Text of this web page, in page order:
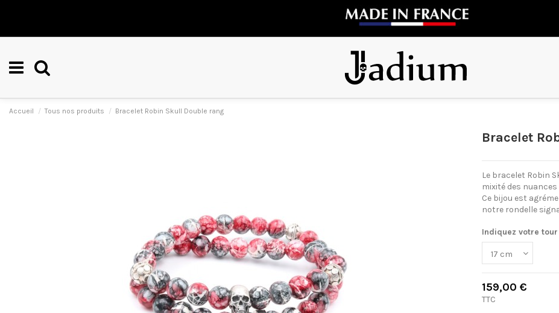
Accueil Tous nos produits Bracelet Robin Skull Double rang
Bracelet
Le bracelet Robin
mixité des
Ce bijou est
notre rondelle
Indiquez votre
159,00 €
TTC